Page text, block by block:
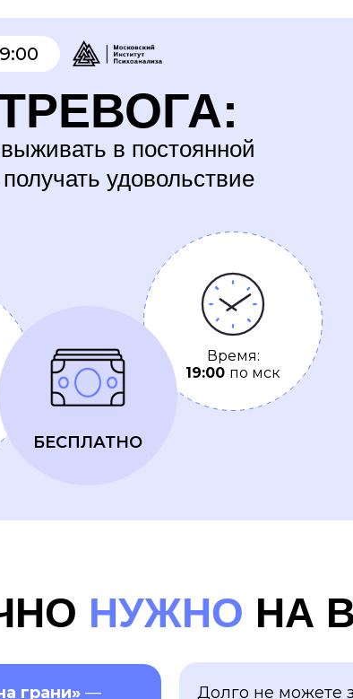
в постоянной
удовольствие
Время:
19:00 по мск
БЕСПЛАТНО
НУЖНО НА
грани» —
Долго не можете